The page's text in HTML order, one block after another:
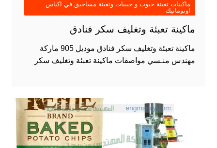
ماكينات تعبئة حبوب و حبيبات وتعبئة مساحيق في اكياس
اوتوماتيك
ماكينة تعبئة وتغليف سكر فنادق
ماكينة تعبئة وتغليف سكر فنادق موديل 905 ماركة
مهندس منـسي مواصفات ماكينة تعبئة وتغليف سكر